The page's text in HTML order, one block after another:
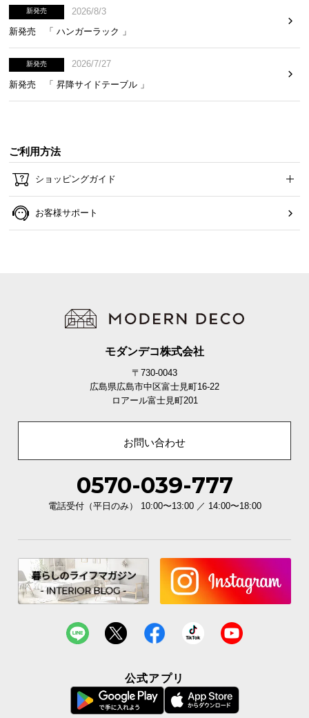
約30㎏
自然のぬくもりを感じる木目調
調。どんなお部屋にも馴染むので長くお使い頂けま
す。
す。壁つけ以外の置き方でも綺麗に
ナチュラル NATURAL
新発売
2026/8/3
新発売 「 ハンガーラック 」
新発売
2026/7/27
新発売 「 昇降サイドテーブル 」
ご利用方法
ショッピングガイド
お客様サポート
モダンデコ株式会社
〒730-0043
広島県広島市中区富士見町16-22
ロアール富士見町201
お問い合わせ
0570-039-777
電話受付（平日のみ） 10:00〜13:00 ／ 14:00〜18:00
公式アプリ